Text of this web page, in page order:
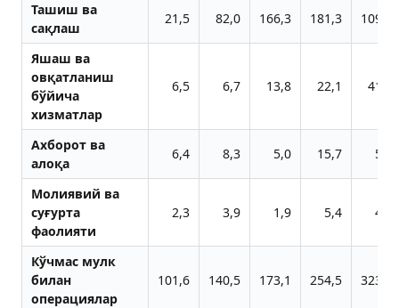
Ташиш ва
сақлаш
21,5 82,0 166,3 181,3 109,0
Яшаш ва
овқатланиш
бўйича
хизматлар
6,5 6,7 13,8 22,1 41,2
Ахборот ва
алоқа
6,4 8,3 5,0 15,7 5,8
Молиявий ва
суғурта
фаолияти
2,3 3,9 1,9 5,4 4,2
Кўчмас мулк
билан
операциялар
101,6 140,5 173,1 254,5 323,4